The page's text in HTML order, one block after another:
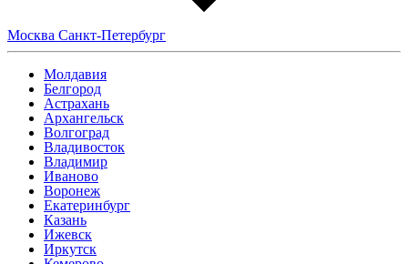
Москва Санкт-Петербург
Молдавия
Белгород
Астрахань
Архангельск
Волгоград
Владивосток
Владимир
Иваново
Воронеж
Екатеринбург
Казань
Ижевск
Иркутск